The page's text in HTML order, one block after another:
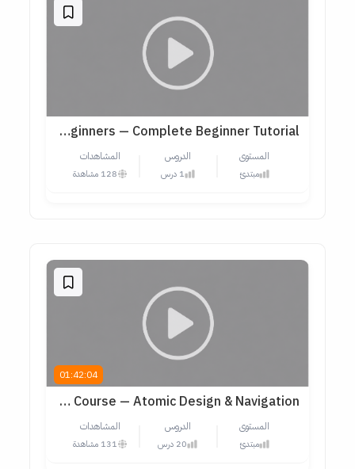
UI/UX Design Course for Beginners — Complete Beginner Tutorial
المستوى
مبتدئ
الدروس
1 درس
المشاهدات
128 مشاهدة
01:42:04
SaaS UI/UX Design & Dashboard Mastery Course — Atomic Design & Navigation
المستوى
مبتدئ
الدروس
20 درس
المشاهدات
131 مشاهدة